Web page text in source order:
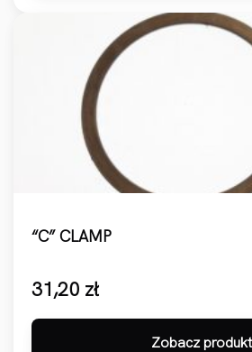
“C” CLAMP
31,20 zł
Zobacz produkt